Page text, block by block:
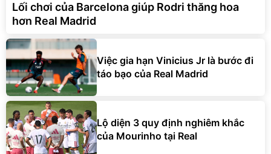
Lối chơi của Barcelona giúp Rodri thăng hoa
hơn Real Madrid
Việc gia hạn Vinicius Jr là bước đi
táo bạo của Real Madrid
Lộ diện 3 quy định nghiêm khắc
của Mourinho tại Real